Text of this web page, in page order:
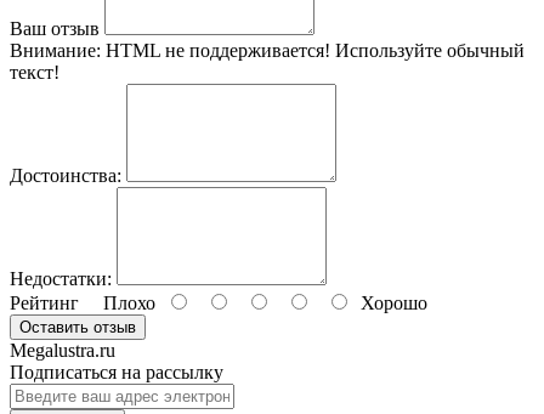
Ваш отзыв
Внимание: HTML не поддерживается! Используйте обычный
текст!
Достоинства:
Недостатки:
Рейтинг Плохо Хорошо
Оставить отзыв
Megalustra.ru
Подписаться на рассылку